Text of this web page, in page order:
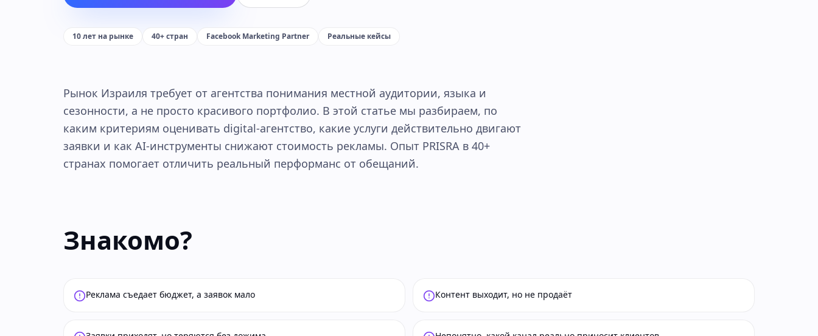
10 лет на рынке 40+ стран Facebook Marketing Partner Реальные кейсы
Рынок Израиля требует от агентства понимания местной аудитории, языка и
сезонности, а не просто красивого портфолио. В этой статье мы разбираем, по
каким критериям оценивать digital-агентство, какие услуги действительно двигают
заявки и как AI-инструменты снижают стоимость рекламы. Опыт PRISRA в 40+
странах помогает отличить реальный перформанс от обещаний.
Знакомо?
Реклама съедает бюджет, а заявок мало Контент выходит, но не продаёт